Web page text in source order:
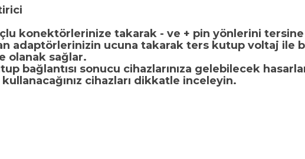
konektörlerinize takarak - ve + pin yönlerini
adaptörlerinizin ucuna takarak ters kutup voltaj ile
olanak sağlar.
bağlantısı sonucu cihazlarınıza gelebilecek
cihazları dikkatle inceleyin.